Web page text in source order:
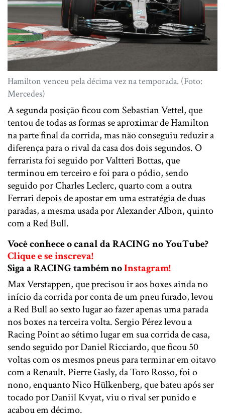
Hamilton venceu pela décima vez na temporada. (Foto:
Mercedes)
A segunda posição ficou com Sebastian Vettel, que
tentou de todas as formas se aproximar de Hamilton
na parte final da corrida, mas não conseguiu reduzir a
diferença para o rival da casa dos dois segundos. O
ferrarista foi seguido por Valtteri Bottas, que
terminou em terceiro e foi para o pódio, sendo
seguido por Charles Leclerc, quarto com a outra
Ferrari depois de apostar em uma estratégia de duas
paradas, a mesma usada por Alexander Albon, quinto
com a Red Bull.
Você conhece o canal da RACING no YouTube?
Clique e se inscreva!
Siga a RACING também noInstagram!
Max Verstappen, que precisou ir aos boxes ainda no
início da corrida por conta de um pneu furado, levou
a Red Bull ao sexto lugar ao fazer apenas uma parada
nos boxes na terceira volta. Sergio Pérez levou a
Racing Point ao sétimo lugar em sua corrida de casa,
sendo seguido por Daniel Ricciardo, que ficou 50
voltas com os mesmos pneus para terminar em oitavo
com a Renault. Pierre Gasly, da Toro Rosso, foi o
nono, enquanto Nico Hülkenberg, que bateu após ser
tocado por Daniil Kvyat, viu o rival ser punido e
acabou em décimo.